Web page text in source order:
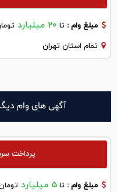
مبلغ وام : تا 20 میلیارد
تمام استان تهران
آگهی های وام
پرداخت
مبلغ وام : تا 5 میلیارد